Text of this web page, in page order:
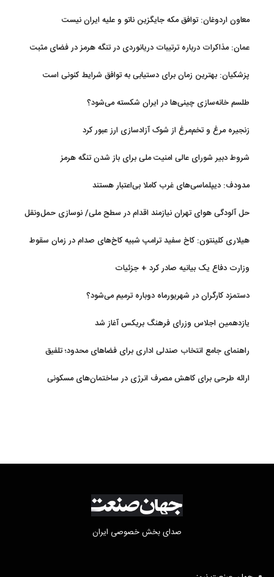
معاون اردوغان: توافق مکه جایگزین ناتو و علیه ایران نیست
عمان: مذاکرات درباره ترتیبات دریانوردی در تنگه هرمز در فضای مثبت
پزشکیان‌: بهترین زمان برای دستیابی به توافق شرایط کنونی است
طلسم خانه‌سازی چینی‌ها در ایران شکسته می‌شود؟
زنجیره مرغ و تخم‌مرغ از شوک آزادسازی ارز عبور کرد
شروط دبیر شورای عالی امنیت ملی برای باز شدن تنگه هرمز
مدودف: دیپلماسی‌های غرب کاملا بی‌اعتبار هستند
حل آلودگی هوای تهران نیازمند اقدام در سطح ملی/ نوسازی حمل‌ونقل
هیلاری کلینتون: کاخ سفید ترامپ شبیه کاخ‌های صدام در زمان سقوط
وزارت دفاع یک بیانیه صادر کرد + جزئیات
دستمزد کارگران در شهریورماه دوباره ترمیم می‌شود؟
یازدهمین اجلاس وزرای فرهنگ بریکس آغاز شد
راهنمای جامع انتخاب صندلی اداری برای فضاهای محدود؛ تلفیق
ارائه طرحی برای کاهش مصرف انرژی در ساختمان‌های مسکونی
صدای بخش خصوصی ایران